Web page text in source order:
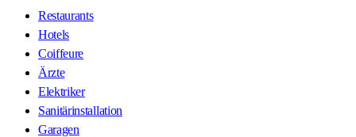
Restaurants
Hotels
Coiffeure
Ärzte
Elektriker
Sanitärinstallation
Garagen